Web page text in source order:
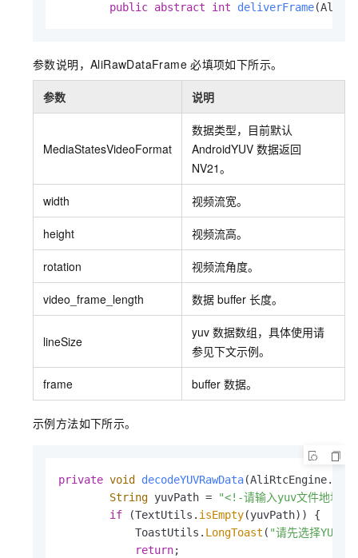
public abstract int deliverFrame
参数说明，AliRawDataFrame 必填项如下所示。
参数 说明
MediaStatesVideoFormat
数据类型，目前默认
AndroidYUV 数据返回
NV21。
width 视频流宽。
height 视频流高。
rotation 视频流角度。
video_frame_length 数据 buffer 长度。
lineSize
yuv 数据数组，具体使用请
参见下文示例。
frame buffer 数据。
示例方法如下所示。
private void decodeYUVRawData
String yuvPath =
"<!-请输入yuv文件地址-
if (TextUtils. isEmpty(yuvPath)) {
            ToastUtils.
LongToast ( "请先选择YUV文
return;